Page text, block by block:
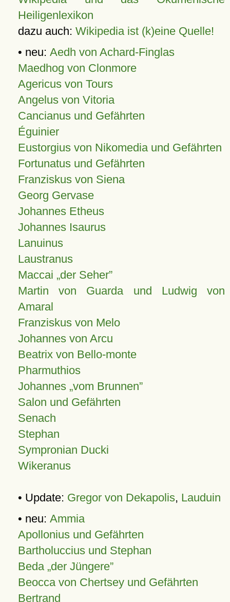
Heiligenlexikon
dazu auch: Wikipedia ist (k)eine Quelle!
• neu: Aedh von Achard-Finglas
Maedhog von Clonmore
Agericus von Tours
Angelus von Vitoria
Cancianus und Gefährten
Éguinier
Eustorgius von Nikomedia und Gefährten
Fortunatus und Gefährten
Franziskus von Siena
Georg Gervase
Johannes Etheus
Johannes Isaurus
Lanuinus
Laustranus
Maccai „der Seher”
Martin von Guarda und Ludwig von
Amaral
Franziskus von Melo
Johannes von Arcu
Beatrix von Bello-monte
Pharmuthios
Johannes vom Brunnen
Salon und Gefährten
Senach
Stephan
Sympronian Ducki
Wikeranus
• Update: Gregor von Dekapolis, Lauduin
• neu: Ammia
Apollonius und Gefährten
Bartholuccius und Stephan
Beda „der Jüngere”
Beocca von Chertsey und Gefährten
Bertrand